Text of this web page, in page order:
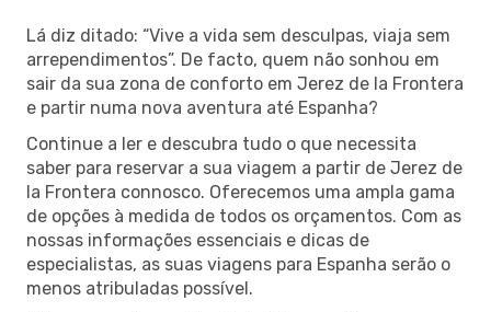
Lá diz ditado: “Vive a vida sem desculpas, viaja sem
arrependimentos”. De facto, quem não sonhou em
sair da sua zona de conforto em Jerez de la Frontera
e partir numa nova aventura até Espanha?
Continue a ler e descubra tudo o que necessita
saber para reservar a sua viagem a partir de Jerez de
la Frontera connosco. Oferecemos uma ampla gama
de opções à medida de todos os orçamentos. Com as
nossas informações essenciais e dicas de
especialistas, as suas viagens para Espanha serão o
menos atribuladas possível.